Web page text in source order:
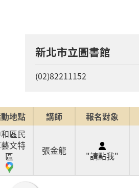
新北市立圖書館
(02)82211152
地點 講師 報名對象
區民
文特
區
張金龍 "請點我"